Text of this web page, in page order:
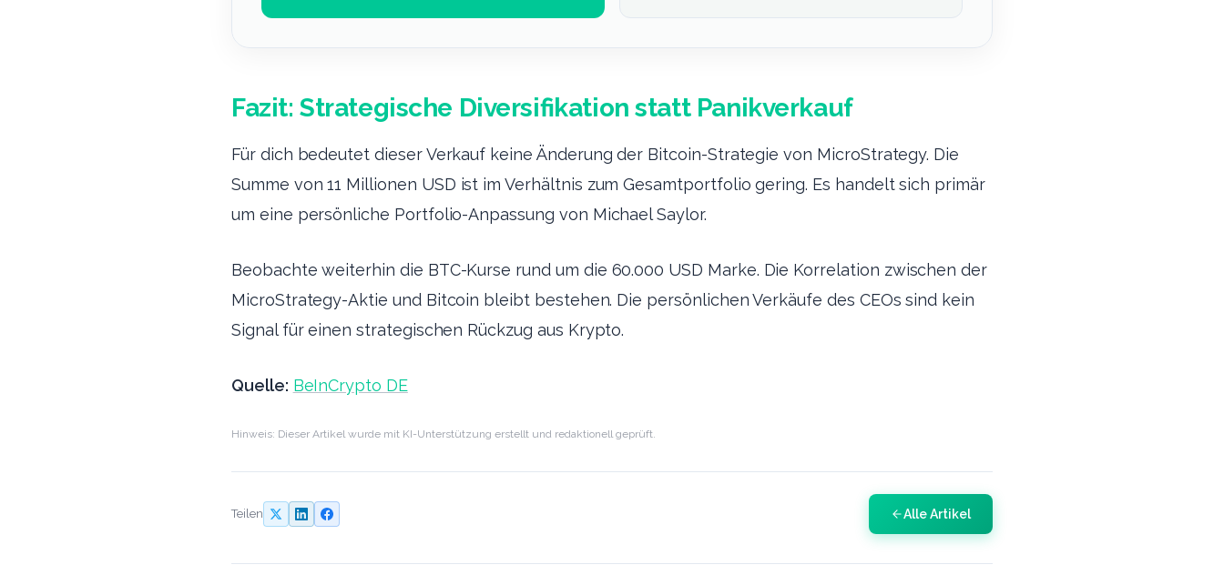
Fazit: Strategische Diversifikation statt Panikverkauf
Für dich bedeutet dieser Verkauf keine Änderung der Bitcoin-Strategie von MicroStrategy. Die
Summe von 11 Millionen USD ist im Verhältnis zum Gesamtportfolio gering. Es handelt sich primär
um eine persönliche Portfolio-Anpassung von Michael Saylor.
Beobachte weiterhin die BTC-Kurse rund um die 60.000 USD Marke. Die Korrelation zwischen der
MicroStrategy-Aktie und Bitcoin bleibt bestehen. Die persönlichen Verkäufe des CEOs sind kein
Signal für einen strategischen Rückzug aus Krypto.
Quelle: BeInCrypto DE
Hinweis: Dieser Artikel wurde mit KI-Unterstützung erstellt und redaktionell geprüft.
Teilen Alle Artikel